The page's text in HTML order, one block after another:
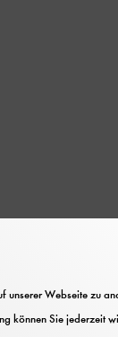
Webseite zu
können Sie jederzeit